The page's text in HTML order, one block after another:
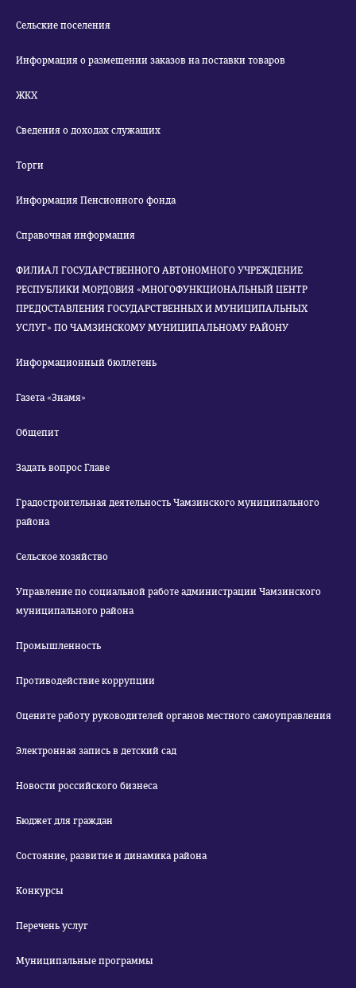
Сельские поселения
Информация о размещении заказов на поставки товаров
ЖКХ
Сведения о доходах служащих
Торги
Информация Пенсионного фонда
Справочная информация
ФИЛИАЛ ГОСУДАРСТВЕННОГО АВТОНОМНОГО УЧРЕЖДЕНИЕ
РЕСПУБЛИКИ МОРДОВИЯ «МНОГОФУНКЦИОНАЛЬНЫЙ ЦЕНТР
ПРЕДОСТАВЛЕНИЯ ГОСУДАРСТВЕННЫХ И МУНИЦИПАЛЬНЫХ
УСЛУГ» ПО ЧАМЗИНСКОМУ МУНИЦИПАЛЬНОМУ РАЙОНУ
Информационный бюллетень
Газета «Знамя»
Общепит
Задать вопрос Главе
Градостроительная деятельность Чамзинского муниципального
района
Сельское хозяйство
Управление по социальной работе администрации Чамзинского
муниципального района
Промышленность
Противодействие коррупции
Оцените работу руководителей органов местного самоуправления
Электронная запись в детский сад
Новости российского бизнеса
Бюджет для граждан
Состояние, развитие и динамика района
Конкурсы
Перечень услуг
Муниципальные программы